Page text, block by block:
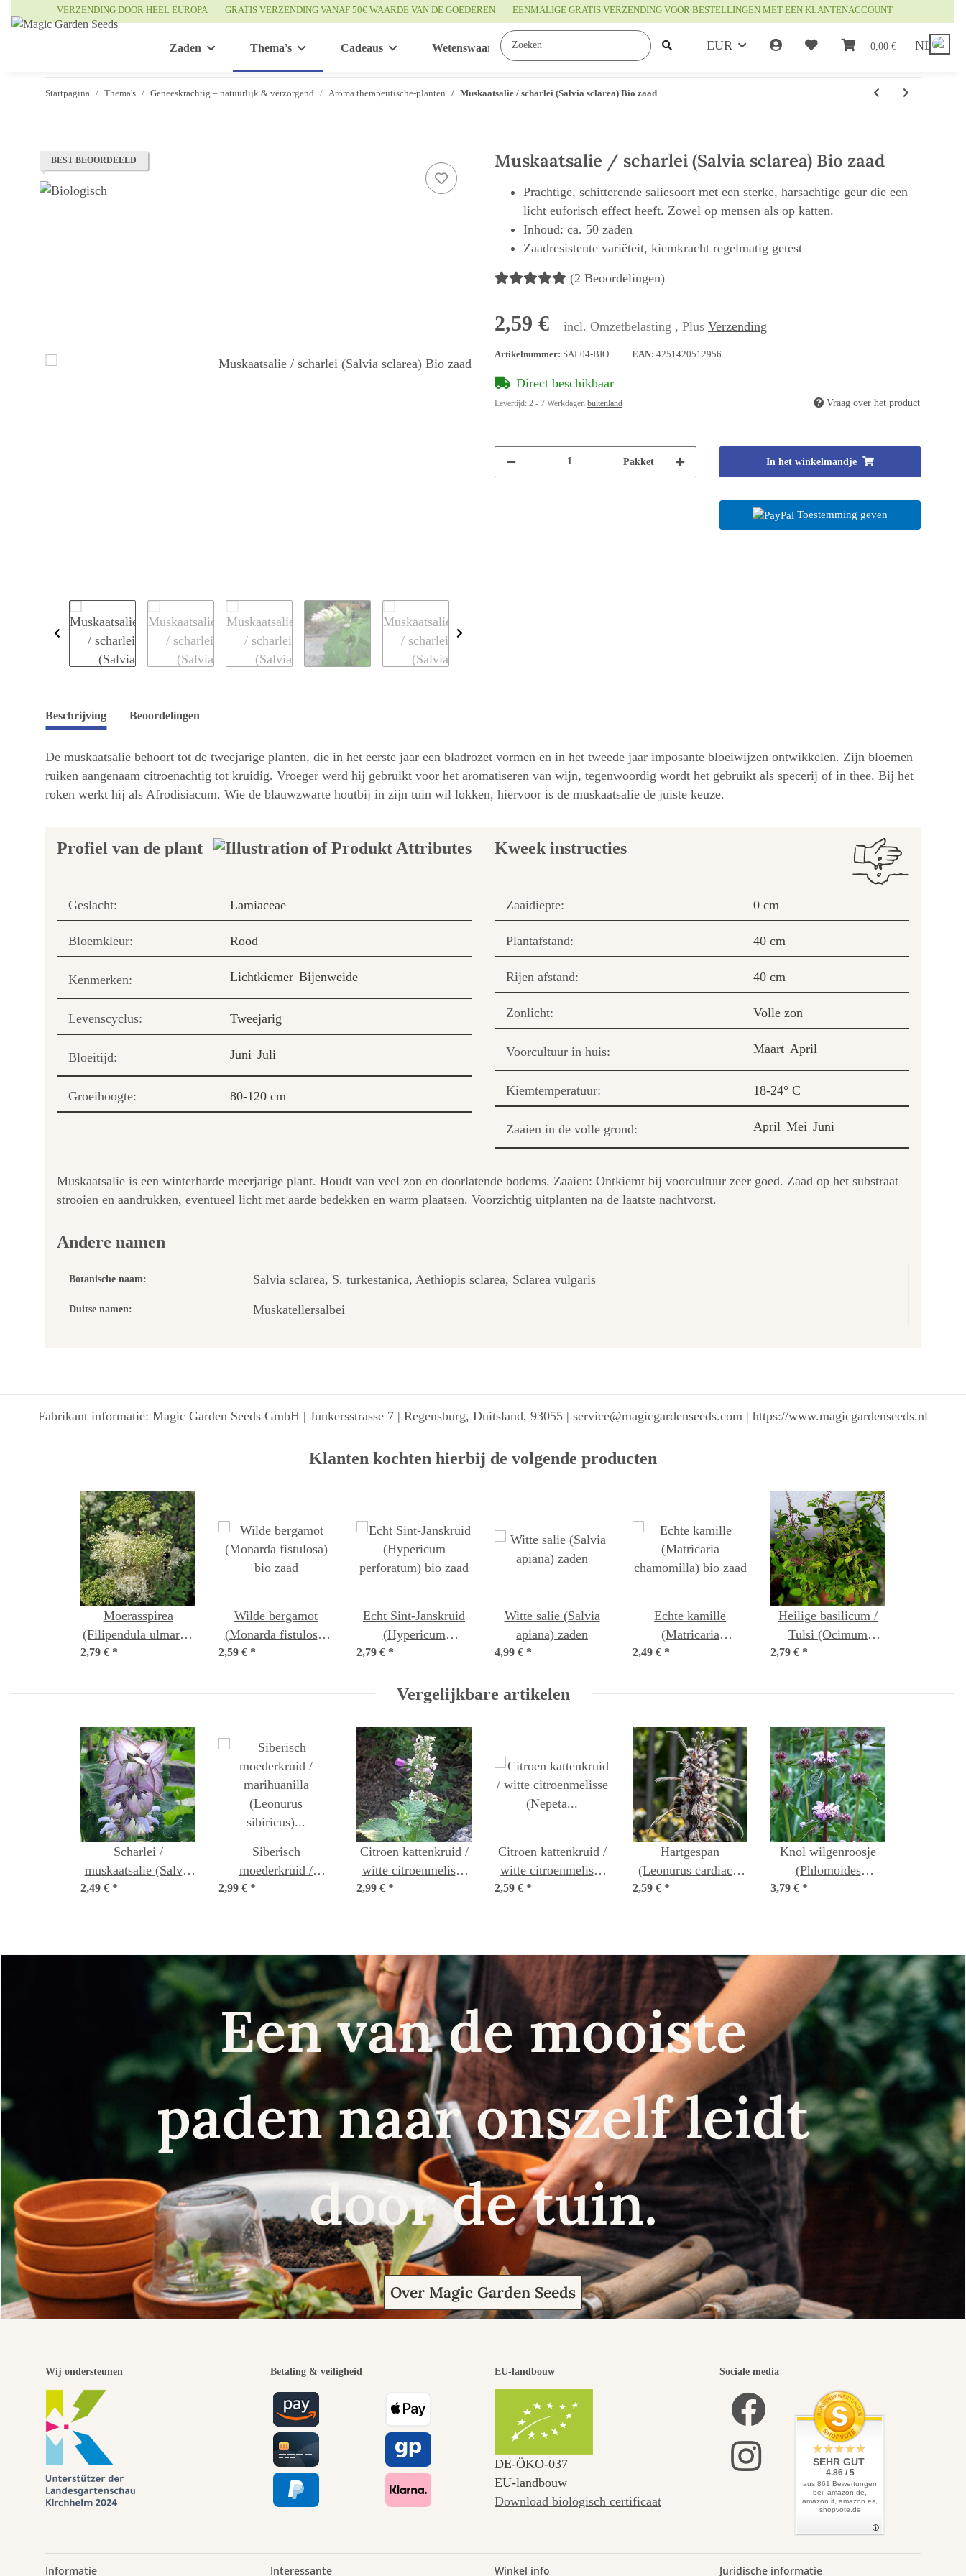
VERZENDING DOOR HEEL EUROPA GRATIS VERZENDING VANAF 50€ WAARDE VAN DE GOEDEREN EENMALIGE GRATIS VERZENDING VOOR BESTELLINGEN MET EEN KLANTENACCOUNT
EUR 0,00 € NL
Zaden Thema's Cadeaus Wetenswaardigheden
Startpagina Thema's Geneeskrachtig – natuurlijk & verzorgend Aroma therapeutische-planten Muskaatsalie / scharlei (Salvia sclarea) Bio zaad
BEST BEOORDEELD Muskaatsalie / scharlei (Salvia sclarea) Bio zaad
Prachtige, schitterende saliesoort met een sterke, harsachtige geur die een
licht euforisch effect heeft. Zowel op mensen als op katten.
Inhoud: ca. 50 zaden
Zaadresistente variëteit, kiemkracht regelmatig getest
(2 Beoordelingen)
2,59 € incl. Omzetbelasting , Plus Verzending
Artikelnummer: SAL04-BIO EAN: 4251420512956
Direct beschikbaar
Levertijd: 2 - 7 Werkdagen buitenland Vraag over het product
Pakket In het winkelmandje
Toestemming geven
Beschrijving Beoordelingen
De muskaatsalie behoort tot de tweejarige planten, die in het eerste jaar een bladrozet vormen en in het tweede jaar imposante bloeiwijzen ontwikkelen. Zijn bloemen
ruiken aangenaam citroenachtig tot kruidig. Vroeger werd hij gebruikt voor het aromatiseren van wijn, tegenwoordig wordt het gebruikt als specerij of in thee. Bij het
roken werkt hij als Afrodisiacum. Wie de blauwzwarte houtbij in zijn tuin wil lokken, hiervoor is de muskaatsalie de juiste keuze.
Profiel van de plant
Geslacht: Lamiaceae
Bloemkleur: Rood
Kenmerken: Lichtkiemer Bijenweide
Levenscyclus: Tweejarig
Bloeitijd: Juni Juli
Groeihoogte: 80-120 cm
Kweek instructies
Zaaidiepte: 0 cm
Plantafstand: 40 cm
Rijen afstand: 40 cm
Zonlicht: Volle zon
Voorcultuur in huis: Maart April
Kiemtemperatuur: 18-24° C
Zaaien in de volle grond: April Mei Juni
Muskaatsalie is een winterharde meerjarige plant. Houdt van veel zon en doorlatende bodems. Zaaien: Ontkiemt bij voorcultuur zeer goed. Zaad op het substraat
strooien en aandrukken, eventueel licht met aarde bedekken en warm plaatsen. Voorzichtig uitplanten na de laatste nachtvorst.
Andere namen
Botanische naam: Salvia sclarea, S. turkestanica, Aethiopis sclarea, Sclarea vulgaris
Duitse namen: Muskatellersalbei
Fabrikant informatie: Magic Garden Seeds GmbH | Junkersstrasse 7 | Regensburg, Duitsland, 93055 | service@magicgardenseeds.com | https://www.magicgardenseeds.nl
Klanten kochten hierbij de volgende producten
Moerasspirea
(Filipendula ulmaria)
bio zaad
2,79 € *
Wilde bergamot
(Monarda fistulosa)
bio zaad
2,59 € *
Echt Sint-Janskruid
(Hypericum
perforatum) bio zaad
2,79 € *
Witte salie (Salvia
apiana) zaden
4,99 € *
Echte kamille
(Matricaria
chamomilla) bio zaad
2,49 € *
Heilige basilicum /
Tulsi (Ocimum
tenuiflorum syn.
2,79 € *
Vergelijkbare artikelen
Scharlei /
muskaatsalie (Salvia
sclarea) zaden
2,49 € *
Siberisch
moederkruid /
marihuanilla
2,99 € *
Citroen kattenkruid /
witte citroenmelisse
(Nepeta cataria ssp.
2,99 € *
Citroen kattenkruid /
witte citroenmelisse
(Nepeta cataria ssp.
2,59 € *
Hartgespan
(Leonurus cardiaca)
bio zaad
2,59 € *
Knol wilgenroosje
(Phlomoides
tuberosa) zaden
3,79 € *
Een van de mooiste
paden naar onszelf leidt
door de tuin.
Over Magic Garden Seeds
Wij ondersteunen Betaling & veiligheid EU-landbouw
DE‑ÖKO‑037
EU-landbouw
Download biologisch certificaat
Sociale media
SEHR GUT
4.86 / 5
aus 861 Bewertungen
bei: amazon.de,
amazon.it, amazon.es,
shopvote.de
Informatie Interessante Winkel info Juridische informatie